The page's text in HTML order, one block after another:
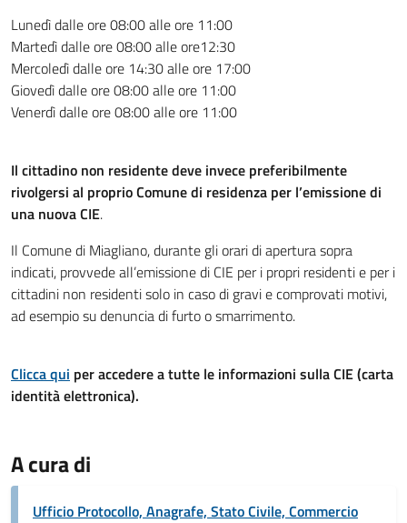
Lunedì dalle ore 08:00 alle ore 11:00
Martedì dalle ore 08:00 alle ore12:30
Mercoledì dalle ore 14:30 alle ore 17:00
Giovedì dalle ore 08:00 alle ore 11:00
Venerdì dalle ore 08:00 alle ore 11:00
Il cittadino non residente deve invece preferibilmente
rivolgersi al proprio Comune di residenza per l’emissione di
una nuova CIE.
Il Comune di Miagliano, durante gli orari di apertura sopra
indicati, provvede all’emissione di CIE per i propri residenti e per i
cittadini non residenti solo in caso di gravi e comprovati motivi,
ad esempio su denuncia di furto o smarrimento.
Clicca qui per accedere a tutte le informazioni sulla CIE (carta
identità elettronica).
A cura di
Ufficio Protocollo, Anagrafe, Stato Civile, Commercio